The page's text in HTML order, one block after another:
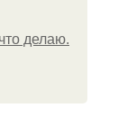
делаю.